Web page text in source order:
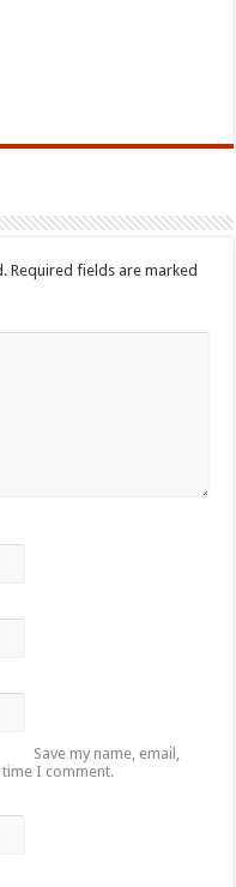
Required fields are marked
Save my name, email,
I comment.